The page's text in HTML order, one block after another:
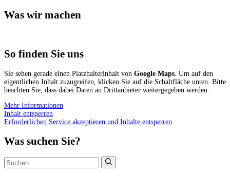
Was wir machen
So finden Sie uns
Sie sehen gerade einen Platzhalterinhalt von Google Maps . Um auf den
eigentlichen Inhalt zuzugreifen, klicken Sie auf die Schaltfläche unten. Bitte
beachten Sie, dass dabei Daten an Drittanbieter weitergegeben werden.
Mehr Informationen
Inhalt entsperren
Erforderlichen Service akzeptieren und Inhalte entsperren
Was suchen Sie?
Suchen
nach: